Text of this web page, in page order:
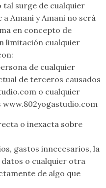
surge de cualquier
Amani y Amani no será
en concepto de
limitación cualquier
de cualquier
de terceros causados
o cualquier
o inexacta sobre
gastos innecesarios, la
o cualquier otra
de algo que